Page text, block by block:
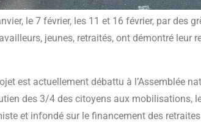
le 7 février, les 11 et 16 février, par des
jeunes, retraités, ont démontré leur
est actuellement débattu à l’Assemblée
des 3/4 des citoyens aux mobilisations,
et infondé sur le financement des